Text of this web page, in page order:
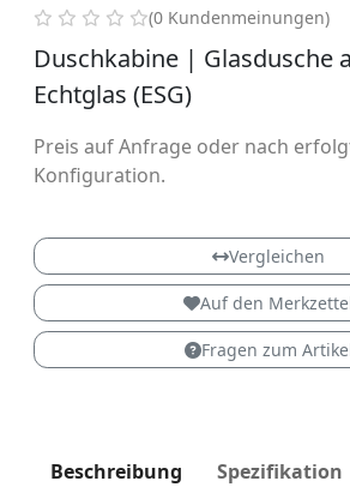
0 von 5 Sternen
(0 Kundenmeinungen)
Duschkabine | Glasdusche
Echtglas (ESG)
Preis auf Anfrage oder nach
Konfiguration.
Vergleichen
Auf den
Fragen zum
Beschreibung Spezifikation